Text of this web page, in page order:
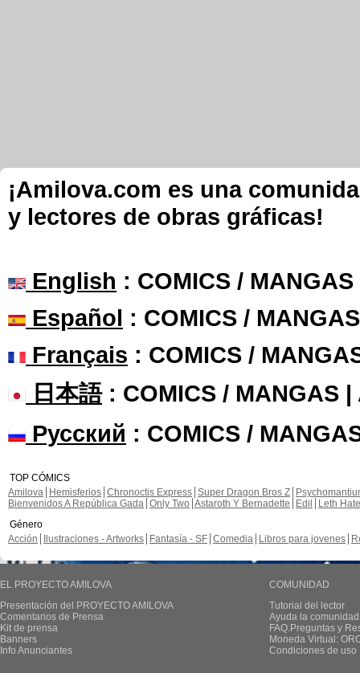
¡Amilova.com es una
y lectores de obras gráficas!
English : COMICS /
Español : COMICS /
Français : COMICS /
日本語: COMICS / MANGAS |
Русский : COMICS /
TOP CÓMICS
Amilova
Hemisferios Chronoctis Express Super Dragon Bros Z
Bienvenidos A República Gada Only Two Astaroth Y Bernadette Edil
Leth Hate
Género
Acción
Ilustraciones - Artworks Fantasía - SF Comedia Libros para jovenes
EL PROYECTO AMILOVA
Presentación del PROYECTO AMILOVA
Comentarios de Prensa
Kit de prensa
Banners
Info Anunciantes
COMUNIDAD
Tutorial del lector
Ayuda la
FAQ.Preguntas y
Moneda Virtual:
Condiciones de uso